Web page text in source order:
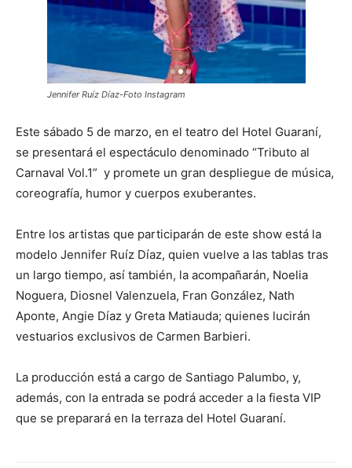
Jennifer Ruíz Díaz-Foto Instagram
Este sábado 5 de marzo, en el teatro del Hotel Guaraní,
se presentará el espectáculo denominado “Tributo al
Carnaval Vol.1” y promete un gran despliegue de música,
coreografía, humor y cuerpos exuberantes.
Entre los artistas que participarán de este show está la
modelo Jennifer Ruíz Díaz, quien vuelve a las tablas tras
un largo tiempo, así también, la acompañarán, Noelia
Noguera, Diosnel Valenzuela, Fran González, Nath
Aponte, Angie Díaz y Greta Matiauda; quienes lucirán
vestuarios exclusivos de Carmen Barbieri.
La producción está a cargo de Santiago Palumbo, y,
además, con la entrada se podrá acceder a la fiesta VIP
que se preparará en la terraza del Hotel Guaraní.